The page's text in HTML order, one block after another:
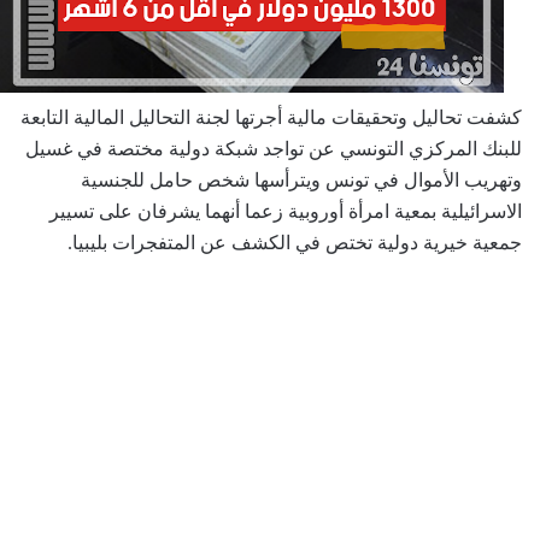
كشفت تحاليل وتحقيقات مالية أجرتها لجنة التحاليل المالية التابعة
للبنك المركزي التونسي عن تواجد شبكة دولية مختصة في غسيل
وتهريب الأموال في تونس ويترأسها شخص حامل للجنسية
الاسرائيلية بمعية امرأة أوروبية زعما أنهما يشرفان على تسيير
جمعية خيرية دولية تختص في الكشف عن المتفجرات بليبيا.